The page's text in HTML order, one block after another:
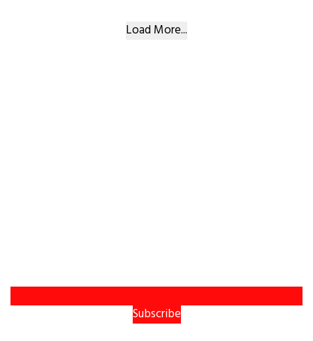
Load More...
Subscribe